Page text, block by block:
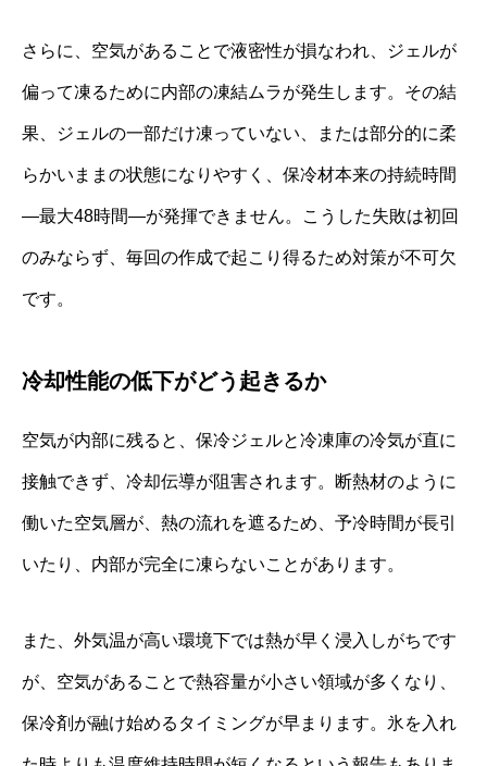
さらに、空気があることで液密性が損なわれ、ジェルが
偏って凍るために内部の凍結ムラが発生します。その結
果、ジェルの一部だけ凍っていない、または部分的に柔
らかいままの状態になりやすく、保冷材本来の持続時間
—最大48時間—が発揮できません。こうした失敗は初回
のみならず、毎回の作成で起こり得るため対策が不可欠
です。
冷却性能の低下がどう起きるか
空気が内部に残ると、保冷ジェルと冷凍庫の冷気が直に
接触できず、冷却伝導が阻害されます。断熱材のように
働いた空気層が、熱の流れを遮るため、予冷時間が長引
いたり、内部が完全に凍らないことがあります。
また、外気温が高い環境下では熱が早く浸入しがちです
が、空気があることで熱容量が小さい領域が多くなり、
保冷剤が融け始めるタイミングが早まります。氷を入れ